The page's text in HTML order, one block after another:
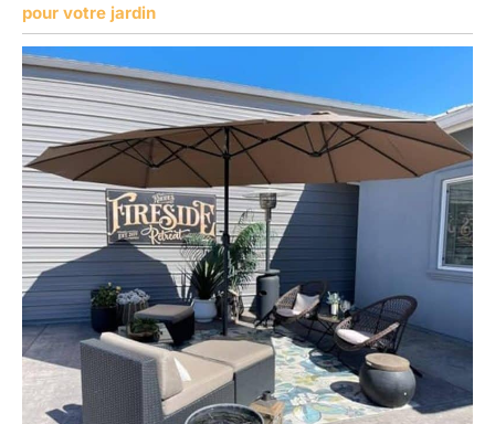
pour votre jardin